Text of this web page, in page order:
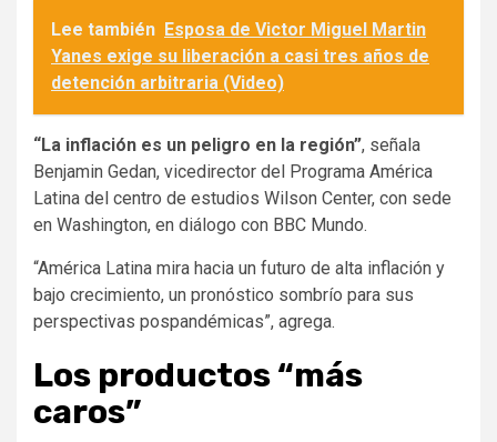
Lee también Esposa de Victor Miguel Martin
Yanes exige su liberación a casi tres años de
detención arbitraria (Video)
“La inflación es un peligro en la región”, señala
Benjamin Gedan, vicedirector del Programa América
Latina del centro de estudios Wilson Center, con sede
en Washington, en diálogo con BBC Mundo.
“América Latina mira hacia un futuro de alta inflación y
bajo crecimiento, un pronóstico sombrío para sus
perspectivas pospandémicas”, agrega.
Los productos “más
caros”